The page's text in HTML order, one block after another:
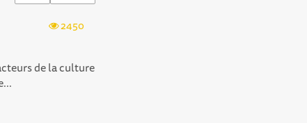
2450
de la culture